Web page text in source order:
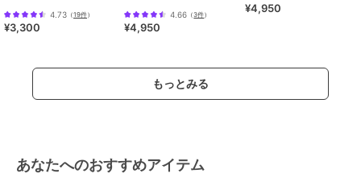
4.73 （19件）
¥3,300
4.66 （3件）
¥4,950
ニセックス
¥4,950
もっとみる
あなたへのおすすめアイテム